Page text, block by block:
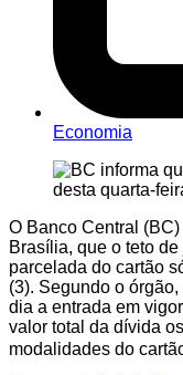
Economia
O Banco Central
Brasília, que o teto
parcelada do cartão
(3). Segundo o
dia a entrada em
valor total da dívida
modalidades do